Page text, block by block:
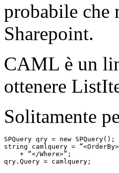
probabile che
Sharepoint.
CAML è un
ottenere
Solitamente
SPQuery qry = new SPQuery();
string camlquery =
    + “</Where>”;
qry.Query = camlquery;